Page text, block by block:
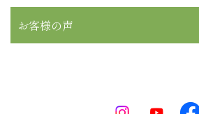
お客様の声